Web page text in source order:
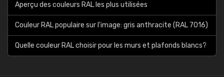
Aperçu des couleurs RAL les plus utilisées
Couleur RAL populaire sur l'image: gris anthracite (RAL 7016)
Quelle couleur RAL choisir pour les murs et plafonds blancs?